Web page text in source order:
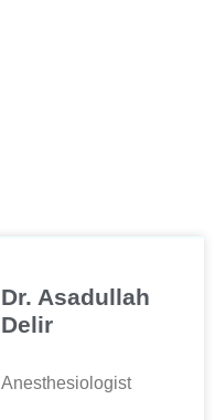
Dr. Asadullah
Delir
Anesthesiologist